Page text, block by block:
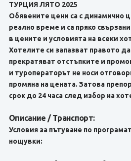
ТУРЦИЯ ЛЯТО 2025
Обявените цени са с динамично
реално време и са пряко
в цените и условията на всеки
Хотелите си запазват правото
прекратяват отстъпките и
и туроператорът не носи
промяна на цената. Затова
срок до 24 часа след избор на
Описание / Транспорт:
Условия за пътуване по
нощувки: